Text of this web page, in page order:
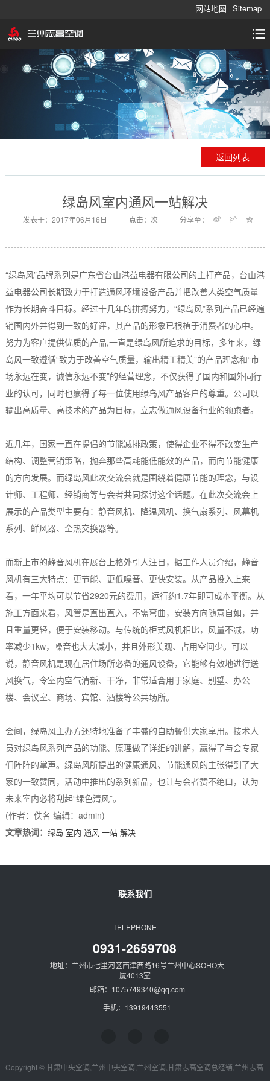
网站地图 Sitemap
返回列表
绿岛风室内通风一站解决
发表于：2017年06月16日 点击：次 分享至：
“绿岛风”品牌系列是广东省台山港益电器有限公司的主打产品，台山港
益电器公司长期致力于打造通风环境设备产品并把改善人类空气质量
作为长期奋斗目标。经过十几年的拼搏努力，“绿岛风”系列产品已经遍
销国内外并得到一致的好评，其产品的形象已根植于消费者的心中。
努力为客户提供优质的产品,一直是绿岛风所追求的目标，多年来，绿
岛风一致遵循“致力于改善空气质量，输出精工精美”的产品理念和“市
场永远在变，诚信永远不变”的经营理念，不仅获得了国内和国外同行
业的认可，同时也赢得了每一位使用绿岛风产品客户的尊重。公司以
输出高质量、高技术的产品为目标，立志做通风设备行业的领跑者。
近几年，国家一直在提倡的节能减排政策，使得企业不得不改变生产
结构、调整营销策略，抛弃那些高耗能低能效的产品，而向节能健康
的方向发展。而绿岛风此次交流会就是围绕着健康节能的理念，与设
计师、工程师、经销商等与会者共同探讨这个话题。在此次交流会上
展示的产品类型主要有：静音风机、降温风机、换气扇系列、风幕机
系列、鲜风器、全热交换器等。
而新上市的静音风机在展台上格外引人注目，据工作人员介绍，静音
风机有三大特点：更节能、更低噪音、更快安装。从产品投入上来
看，一年平均可以节省2920元的费用，运行约1.7年即可成本平衡。从
施工方面来看，风管是直出直入，不需弯曲，安装方向随意自如，并
且重量更轻，便于安装移动。与传统的柜式风机相比，风量不减，功
率减少1kw，噪音也大大减小，并且外形美观、占用空间少。可以
说，静音风机是现在居住场所必备的通风设备，它能够有效地进行送
风换气，令室内空气清新、干净，非常适合用于家庭、别墅、办公
楼、会议室、商场、宾馆、酒楼等公共场所。
会间，绿岛风主办方还特地准备了丰盛的自助餐供大家享用。技术人
员对绿岛风系列产品的功能、原理做了详细的讲解，赢得了与会专家
们阵阵的掌声。绿岛风所提出的健康通风、节能通风的主张得到了大
家的一致赞同，活动中推出的系列新品，也让与会者赞不绝口，认为
未来室内必将刮起“绿色清风”。
(作者：佚名 编辑：admin)
文章热词： 绿岛 室内 通风 一站 解决
联系我们
TELEPHONE
0931-2659708
地址：兰州市七里河区西津西路16号兰州中心SOHO大
厦4013室
邮箱：1075749340@qq.com
手机：13919443551
Copyright © 甘肃中央空调,兰州中央空调,兰州空调,甘肃志高空调总经销,兰州志高